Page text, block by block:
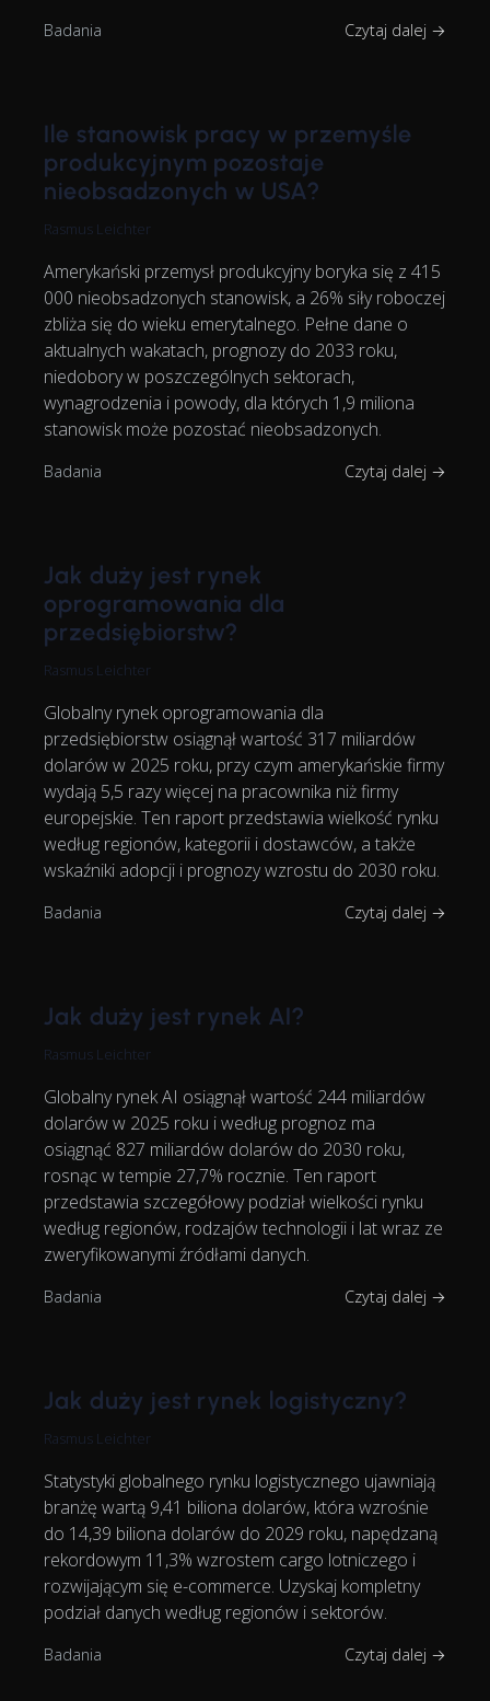
Badania Czytaj dalej →
Ile stanowisk pracy w przemyśle
produkcyjnym pozostaje
nieobsadzonych w USA?
Rasmus Leichter
Amerykański przemysł produkcyjny boryka się z 415
000 nieobsadzonych stanowisk, a 26% siły roboczej
zbliża się do wieku emerytalnego. Pełne dane o
aktualnych wakatach, prognozy do 2033 roku,
niedobory w poszczególnych sektorach,
wynagrodzenia i powody, dla których 1,9 miliona
stanowisk może pozostać nieobsadzonych.
Badania Czytaj dalej →
Jak duży jest rynek
oprogramowania dla
przedsiębiorstw?
Rasmus Leichter
Globalny rynek oprogramowania dla
przedsiębiorstw osiągnął wartość 317 miliardów
dolarów w 2025 roku, przy czym amerykańskie firmy
wydają 5,5 razy więcej na pracownika niż firmy
europejskie. Ten raport przedstawia wielkość rynku
według regionów, kategorii i dostawców, a także
wskaźniki adopcji i prognozy wzrostu do 2030 roku.
Badania Czytaj dalej →
Jak duży jest rynek AI?
Rasmus Leichter
Globalny rynek AI osiągnął wartość 244 miliardów
dolarów w 2025 roku i według prognoz ma
osiągnąć 827 miliardów dolarów do 2030 roku,
rosnąc w tempie 27,7% rocznie. Ten raport
przedstawia szczegółowy podział wielkości rynku
według regionów, rodzajów technologii i lat wraz ze
zweryfikowanymi źródłami danych.
Badania Czytaj dalej →
Jak duży jest rynek logistyczny?
Rasmus Leichter
Statystyki globalnego rynku logistycznego ujawniają
branżę wartą 9,41 biliona dolarów, która wzrośnie
do 14,39 biliona dolarów do 2029 roku, napędzaną
rekordowym 11,3% wzrostem cargo lotniczego i
rozwijającym się e-commerce. Uzyskaj kompletny
podział danych według regionów i sektorów.
Badania Czytaj dalej →